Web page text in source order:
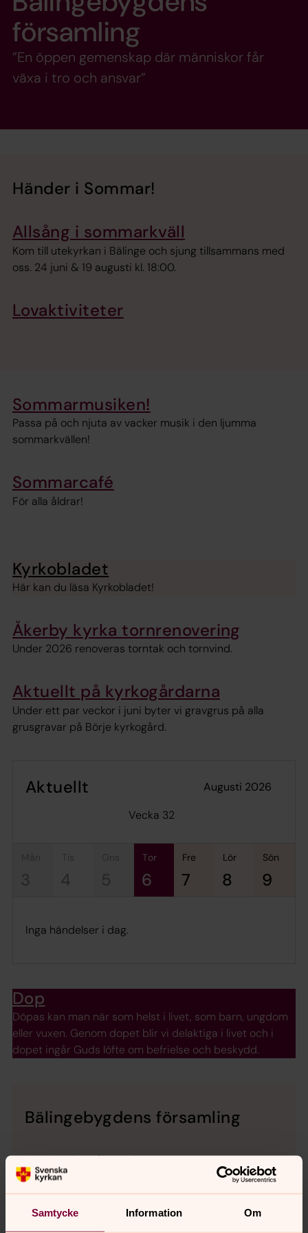
Samtycke Information Om
församling
”En öppen gemenskap där människor får
växa i tro och ansvar”
Händer i Sommar!
Allsång i sommarkväll
Kom till utekyrkan i Bälinge och sjung tillsammans med
oss. 24 juni & 19 augusti kl. 18:00.
Lovaktiviteter
Sommarmusiken!
Passa på och njuta av vacker musik i den ljumma
sommarkvällen!
Sommarcafé
För alla åldrar!
Kyrkobladet
Här kan du läsa Kyrkobladet!
Åkerby kyrka tornrenovering
Under 2026 renoveras torntak och tornvind.
Aktuellt på kyrkogårdarna
Under ett par veckor i juni byter vi gravgrus på alla
grusgravar på Börje kyrkogård.
Aktuellt
augusti 2026
Vecka 32
tis
4
tor
6
fre
7
lör
8
sön
9
Inga händelser i dag.
Dop
Döpas kan man när som helst i livet, som barn, ungdom
eller vuxen. Genom dopet blir vi delaktiga i livet och i
dopet ingår Guds löfte om befrielse och beskydd.
Bälingebygdens församling
Besöksadress/Postadress
Bindarvägen 10
74381 Bälinge
E-post: